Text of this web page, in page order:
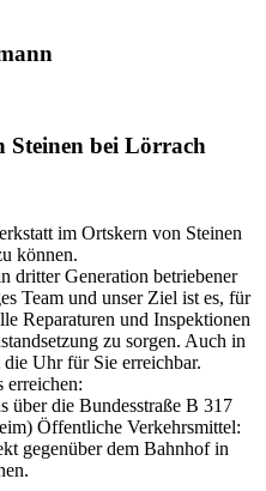
bei Lörrach
im Ortskern von Steinen
können.
dritter Generation betriebener
Team und unser Ziel ist es, für
Reparaturen und Inspektionen
zu sorgen. Auch in
Uhr für Sie erreichbar.
erreichen:
über die Bundesstraße B 317
Öffentliche Verkehrsmittel:
gegenüber dem Bahnhof in